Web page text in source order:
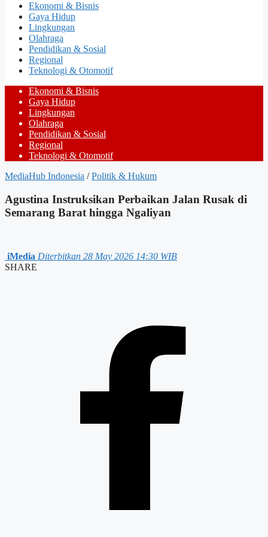
Ekonomi & Bisnis
Gaya Hidup
Lingkungan
Olahraga
Pendidikan & Sosial
Regional
Teknologi & Otomotif
Ekonomi & Bisnis
Gaya Hidup
Lingkungan
Olahraga
Pendidikan & Sosial
Regional
Teknologi & Otomotif
MediaHub Indonesia / Politik & Hukum
Agustina Instruksikan Perbaikan Jalan Rusak di
Semarang Barat hingga Ngaliyan
iMedia Diterbitkan 28 May 2026 14:30 WIB
SHARE